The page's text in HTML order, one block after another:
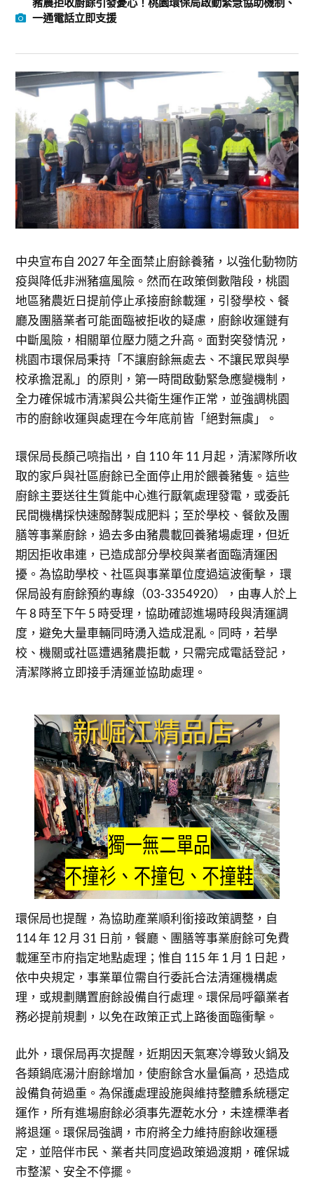
一通電話立即支援
中央宣布自 2027 年全面禁止廚餘養豬，以強化動物防
疫與降低非洲豬瘟風險。然而在政策倒數階段，桃園
地區豬農近日提前停止承接廚餘載運，引發學校、餐
廳及團膳業者可能面臨被拒收的疑慮，廚餘收運鏈有
中斷風險，相關單位壓力隨之升高。面對突發情況，
桃園市環保局秉持「不讓廚餘無處去、不讓民眾與學
校承擔混亂」的原則，第一時間啟動緊急應變機制，
全力確保城市清潔與公共衛生運作正常，並強調桃園
市的廚餘收運與處理在今年底前皆「絕對無虞」。
環保局長顏己喨指出，自 110 年 11 月起，清潔隊所收
取的家戶與社區廚餘已全面停止用於餵養豬隻。這些
廚餘主要送往生質能中心進行厭氧處理發電，或委託
民間機構採快速醱酵製成肥料；至於學校、餐飲及團
膳等事業廚餘，過去多由豬農載回養豬場處理，但近
期因拒收串連，已造成部分學校與業者面臨清運困
擾。為協助學校、社區與事業單位度過這波衝擊， 環
保局設有廚餘預約專線（03-3354920），由專人於上
午 8 時至下午 5 時受理，協助確認進場時段與清運調
度，避免大量車輛同時湧入造成混亂。同時，若學
校、機關或社區遭遇豬農拒載，只需完成電話登記，
清潔隊將立即接手清運並協助處理。
環保局也提醒，為協助產業順利銜接政策調整，自
114 年 12 月 31 日前，餐廳、團膳等事業廚餘可免費
載運至市府指定地點處理；惟自 115 年 1 月 1 日起，
依中央規定，事業單位需自行委託合法清運機構處
理，或規劃購置廚餘設備自行處理。環保局呼籲業者
務必提前規劃，以免在政策正式上路後面臨衝擊。
此外，環保局再次提醒，近期因天氣寒冷導致火鍋及
各類鍋底湯汁廚餘增加，使廚餘含水量偏高，恐造成
設備負荷過重。為保護處理設施與維持整體系統穩定
運作，所有進場廚餘必須事先瀝乾水分，未達標準者
將退運。環保局強調，市府將全力維持廚餘收運穩
定，並陪伴市民、業者共同度過政策過渡期，確保城
市整潔、安全不停擺。